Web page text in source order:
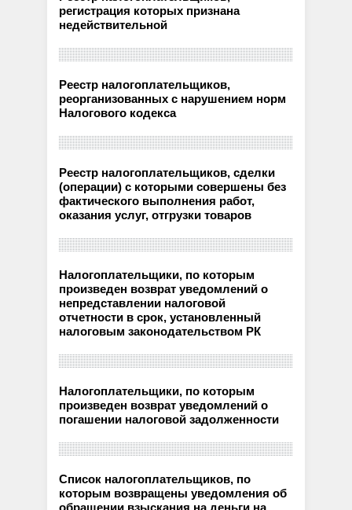
регистрация которых признана
недействительной
Реестр налогоплательщиков,
реорганизованных с нарушением норм
Налогового кодекса
Реестр налогоплательщиков, сделки
(операции) с которыми совершены без
фактического выполнения работ,
оказания услуг, отгрузки товаров
Налогоплательщики, по которым
произведен возврат уведомлений о
непредставлении налоговой
отчетности в срок, установленный
налоговым законодательством РК
Налогоплательщики, по которым
произведен возврат уведомлений о
погашении налоговой задолженности
Список налогоплательщиков, по
которым возвращены уведомления об
обращении взыскания на деньги на